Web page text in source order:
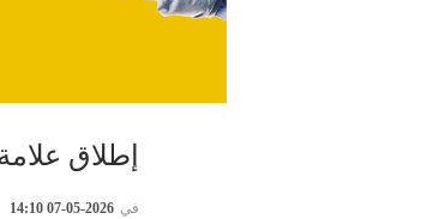
إطلاق
في 2026-05-07 14:10